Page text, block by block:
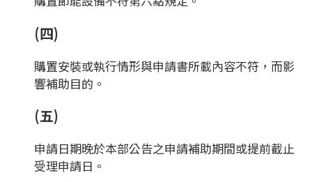
(四)
購置安裝或執行情形與申請書所載內容不符，而影
響補助目的。
(五)
申請日期晚於本部公告之申請補助期間或提前截止
受理申請日。